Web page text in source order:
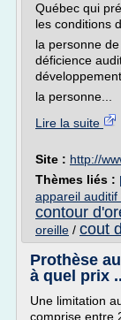
Québec qui
les conditions
la personne
déficience
la personne...
Lire la suite
Site : http://
Thèmes liés :
appareil
contour
oreille / cout
Prothèse
à quel prix
Une limitation
comprise entre